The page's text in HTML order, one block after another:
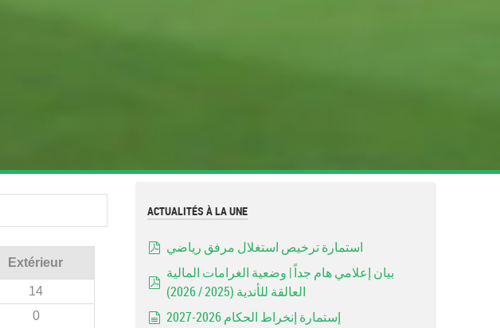
Extérieur
14
0
ACTUALITÉS À LA UNE
استمارة ترخيص استغلال مرفق رياضي
pdf
بيان إعلامي هام جداً | وضعية الغرامات المالية
العالقة للأندية (2025 / 2026)
إستمارة إنخراط الحكام 2026-2027